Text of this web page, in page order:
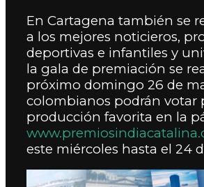
En Cartagena también se
a los mejores noticieros,
deportivas e infantiles y
la gala de premiación se
próximo domingo 26 de
colombianos podrán votar
producción favorita en la
este miércoles hasta el 24